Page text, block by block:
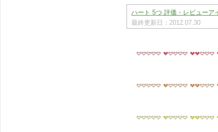
ハート 5つ 評価・レビューア
最終更新日：2012.07.30